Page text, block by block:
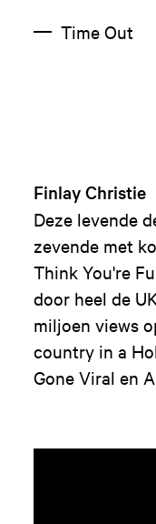
Time Out
Finlay Christie
Deze levende
zevende met
Think You're
door heel de
miljoen views
country in a
Gone Viral en